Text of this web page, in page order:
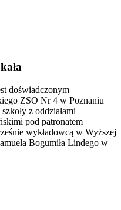
doświadczonym
ZSO Nr 4 w Poznaniu
z oddziałami
pod patronatem
wykładowcą w Wyższej
Bogumiła Lindego w